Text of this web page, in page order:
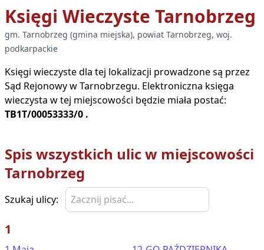
Księgi Wieczyste Tarnobrzeg
gm. Tarnobrzeg (gmina miejska), powiat Tarnobrzeg, woj.
podkarpackie
Księgi wieczyste dla tej lokalizacji prowadzone są przez
Sąd Rejonowy wTarnobrzegu. Elektroniczna księga
wieczysta w tej miejscowości będzie miała postać:
TB1T/00053333/0 .
Spis wszystkich ulic w miejscowości
Tarnobrzeg
Szukaj ulicy:
1